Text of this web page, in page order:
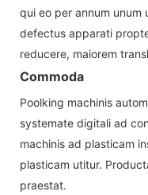
qui eo per annum unum
defectus apparati
reducere, maiorem
Commoda
Poolking machinis
systemate digitali ad
machinis ad plasticam
plasticam utitur.
praestat.